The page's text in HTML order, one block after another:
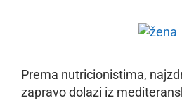
Prema nutricionistima,
zapravo dolazi iz